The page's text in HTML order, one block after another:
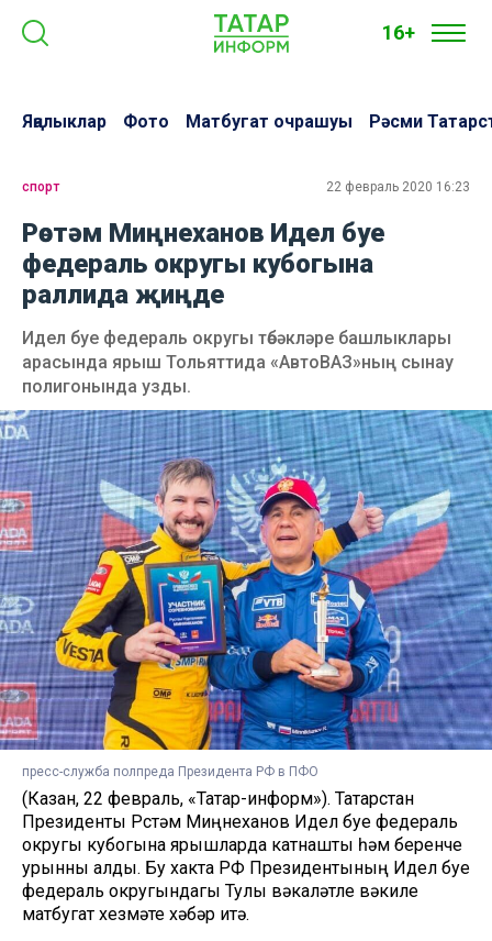
16+
Яңалыклар Фото Матбугат очрашуы Рәсми
спорт 22 февраль 2020 16:23
Рөстәм Миңнеханов Идел буе
федераль округы кубогына
раллида җиңде
Идел буе федераль округы төбәкләре башлыклары
арасында ярыш Тольяттида «АвтоВАЗ»ның сынау
полигонында узды.
пресс-служба полпреда Президента РФ в ПФО
(Казан, 22 февраль, «Татар-информ»). Татарстан
Президенты Рөстәм Миңнеханов Идел буе федераль
округы кубогына ярышларда катнашты һәм беренче
урынны алды. Бу хакта РФ Президентының Идел буе
федераль округындагы Тулы вәкаләтле вәкиле
матбугат хезмәте хәбәр итә.